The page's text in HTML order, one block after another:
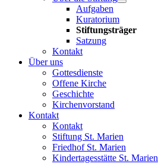
Aufgaben
Kuratorium
Stiftungsträger
Satzung
Kontakt
Über uns
Gottesdienste
Offene Kirche
Geschichte
Kirchenvorstand
Kontakt
Kontakt
Stiftung St. Marien
Friedhof St. Marien
Kindertagesstätte St. Marien